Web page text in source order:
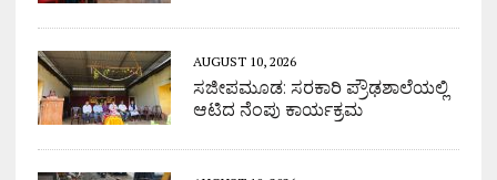
AUGUST 10, 2026
ಸಜೀಪಮೂಡ: ಸರಕಾರಿ ಪ್ರೌಢಶಾಲೆಯಲ್ಲಿ
ಆಟಿದ ನೆಂಪು ಕಾರ್ಯಕ್ರಮ